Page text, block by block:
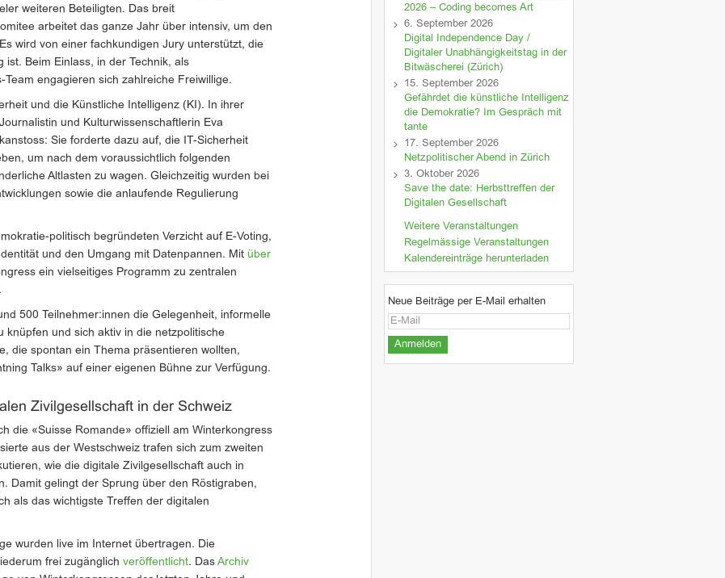
weiteren Beteiligten. Das breit
arbeitet das ganze Jahr über intensiv, um den
wird von einer fachkundigen Jury unterstützt, die
Beim Einlass, in der Technik, als
engagieren sich zahlreiche Freiwillige.
und die Künstliche Intelligenz (KI). In ihrer
und Kulturwissenschaftlerin Eva
Sie forderte dazu auf, die IT-Sicherheit
um nach dem voraussichtlich folgenden
Altlasten zu wagen. Gleichzeitig wurden bei
sowie die anlaufende Regulierung
politisch begründeten Verzicht auf E-Voting,
und den Umgang mit Datenpannen. Mit über
ein vielseitiges Programm zu zentralen
500 Teilnehmer:innen die Gelegenheit, informelle
knüpfen und sich aktiv in die netzpolitische
die spontan ein Thema präsentieren wollten,
Talks» auf einer eigenen Bühne zur Verfügung.
Zivilgesellschaft in der Schweiz
die «Suisse Romande» offiziell am Winterkongress
aus der Westschweiz trafen sich zum zweiten
wie die digitale Zivilgesellschaft auch in
Damit gelingt der Sprung über den Röstigraben,
als das wichtigste Treffen der digitalen
wurden live im Internet übertragen. Die
frei zugänglich veröffentlicht. Das Archiv
2026 – Coding becomes Art
6. September 2026
Digital Independence Day /
Digitaler Unabhängigkeitstag in der
Bitwäscherei (Zürich)
15. September 2026
Gefährdet die künstliche Intelligenz
die Demokratie? Im Gespräch mit
tante
17. September 2026
Netzpolitischer Abend in Zürich
3. Oktober 2026
Save the date: Herbsttreffen der
Digitalen Gesellschaft
Weitere Veranstaltungen
Regelmässige Veranstaltungen
Kalendereinträge herunterladen
Neue Beiträge per E-Mail erhalten